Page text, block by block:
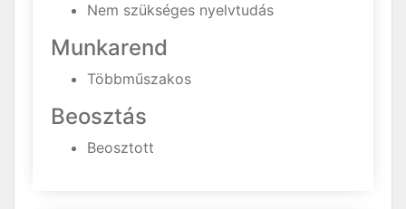
Nem szükséges nyelvtudás
Munkarend
Többműszakos
Beosztás
Beosztott